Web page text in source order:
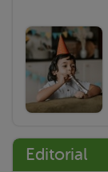
Editorial